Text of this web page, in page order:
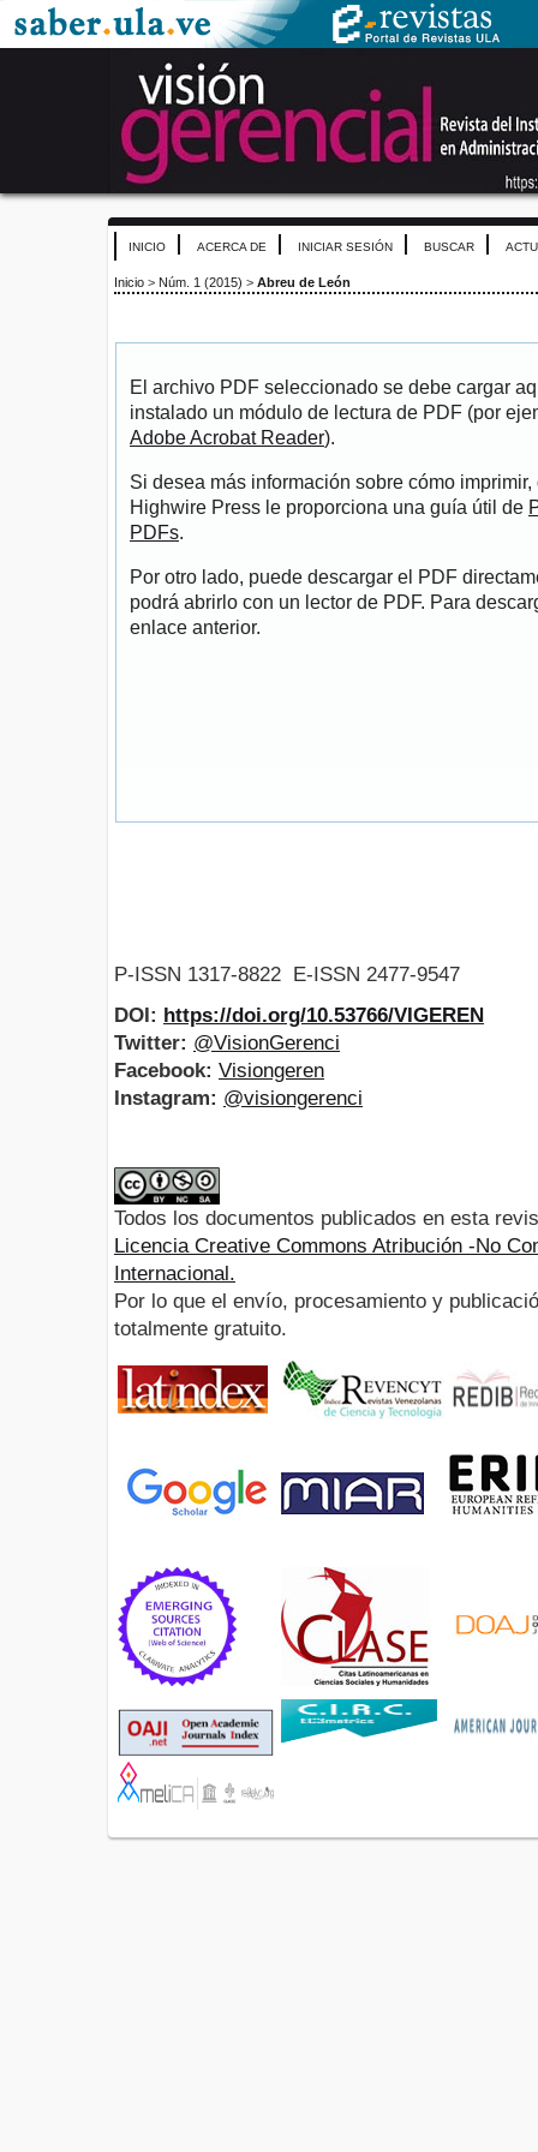
INICIO ACERCA DE INICIAR SESIÓN BUSCAR
Inicio > Núm. 1 (2015) > Abreu de León
El archivo PDF seleccionado se debe cargar
instalado un módulo de lectura de PDF (por
Adobe Acrobat Reader).
Si desea más información sobre cómo
Highwire Press le proporciona una guía útil de
PDFs.
Por otro lado, puede descargar el PDF
podrá abrirlo con un lector de PDF. Para
enlace anterior.
P-ISSN 1317-8822 E-ISSN 2477-9547
DOI: https://doi.org/10.53766/VIGEREN
Twitter: @VisionGerenci
Facebook: Visiongeren
Instagram: @visiongerenci
Todos los documentos publicados en esta
Licencia Creative Commons Atribución -No
Internacional.
Por lo que el envío, procesamiento y
totalmente gratuito.